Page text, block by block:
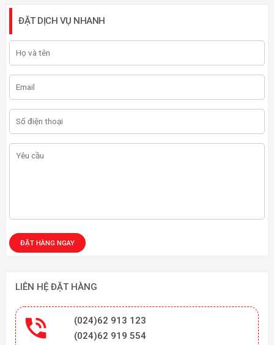
ĐẶT DỊCH VỤ NHANH
LIÊN HỆ ĐẶT HÀNG

(024)62 913 123
(024)62 919 554